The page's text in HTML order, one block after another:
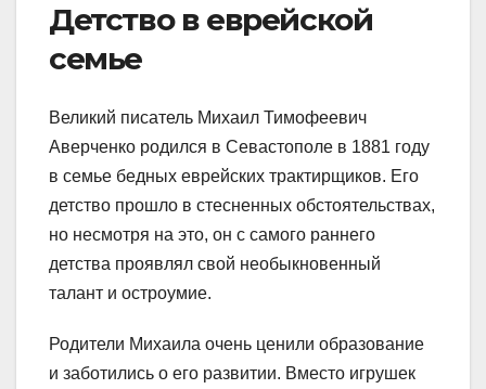
Детство в еврейской
семье
Великий писатель Михаил Тимофеевич
Аверченко родился в Севастополе в 1881 году
в семье бедных еврейских трактирщиков. Его
детство прошло в стесненных обстоятельствах,
но несмотря на это, он с самого раннего
детства проявлял свой необыкновенный
талант и остроумие.
Родители Михаила очень ценили образование
и заботились о его развитии. Вместо игрушек